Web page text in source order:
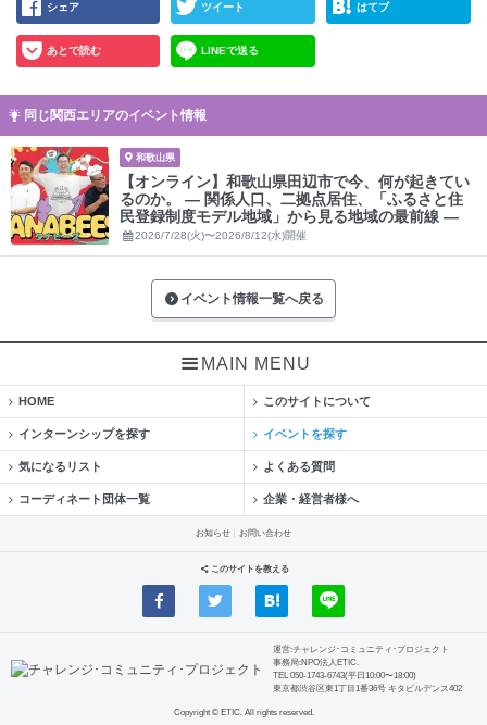
シェア ツイート はてブ
あとで読む LINEで送る
同じ関西エリアのイベント情報
和歌山県
【オンライン】和歌山県田辺市で今、何が起きてい
るのか。 ― 関係人口、二拠点居住、「ふるさと住
民登録制度モデル地域」から見る地域の最前線 ―
2026/7/28(火)〜2026/8/12(水)開催
イベント情報一覧へ戻る
MAIN MENU
HOME このサイトについて
インターンシップを探す イベントを探す
気になるリスト よくある質問
コーディネート団体一覧 企業・経営者様へ
お知らせ お問い合わせ
このサイトを教える
運営:チャレンジ･コミュニティ･プロジェクト
事務局:NPO法人ETIC.
TEL 050-1743-6743(平日10:00〜18:00)
東京都渋谷区東1丁目1番36号 キタビルデンス402
Copyright © ETIC. All rights reserved.